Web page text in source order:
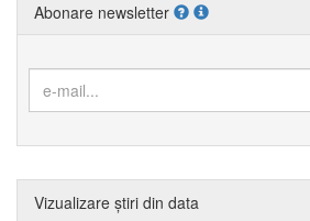
Abonare newsletter
Vizualizare știri din data